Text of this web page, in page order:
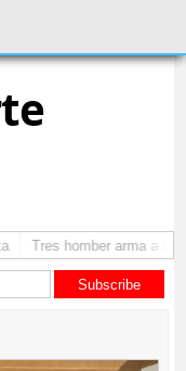
Tres homber arma a
Subscribe